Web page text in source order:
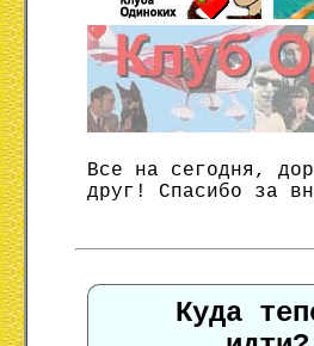
Все на сегодня,
друг! Спасибо за
Куда